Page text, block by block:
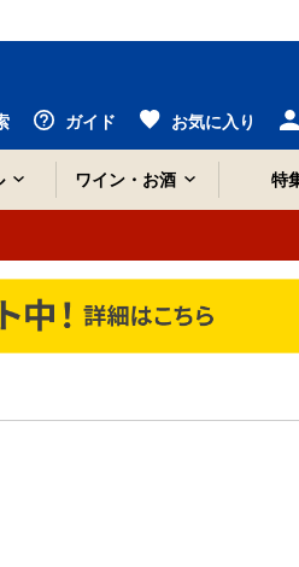
ガイド お気に入り
ワイン・お酒 特